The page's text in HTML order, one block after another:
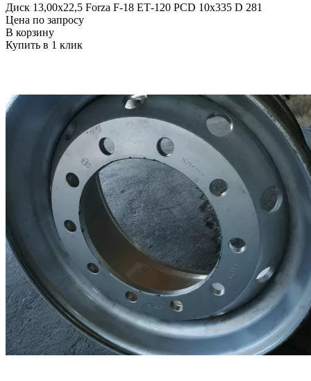
Диск 13,00х22,5 Forza F-18 ЕТ-120 PCD 10x335 D 281
Цена по запросу
В корзину
Купить в 1 клик